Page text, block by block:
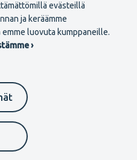
evästeillä
ja keräämme
luovuta kumppaneille.
›